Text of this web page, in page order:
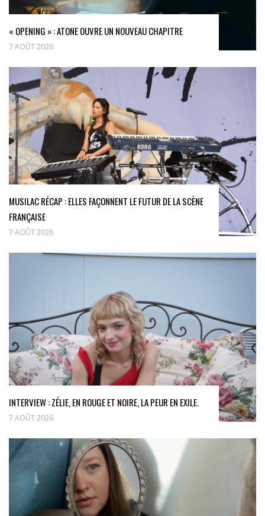
« OPENING » : ATONE OUVRE UN NOUVEAU CHAPITRE
7 AOÛT 2026
MUSILAC RÉCAP : ELLES FAÇONNENT LE FUTUR DE LA SCÈNE
FRANÇAISE
7 AOÛT 2026
INTERVIEW : ZÉLIE, EN ROUGE ET NOIRE, LA PEUR EN EXILE.
7 AOÛT 2026